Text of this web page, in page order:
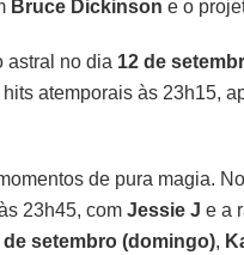
Bruce Dickinson e o
astral no dia 12 de
atemporais às 23h15,
de pura magia.
23h45, com Jessie J e a
de setembro (domingo),